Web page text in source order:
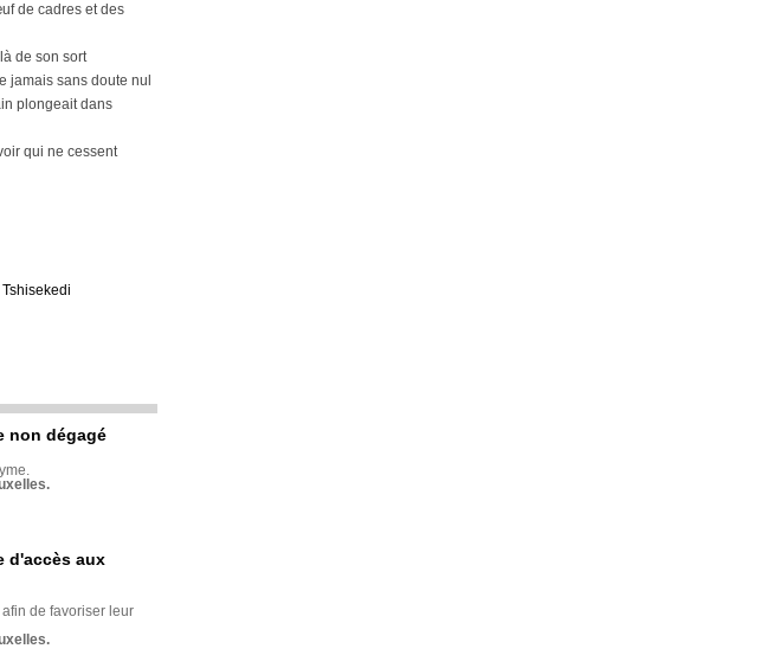
de cadres et des
de son sort
jamais sans doute nul
plongeait dans
qui ne cessent
non dégagé
d'accès aux
de favoriser leur